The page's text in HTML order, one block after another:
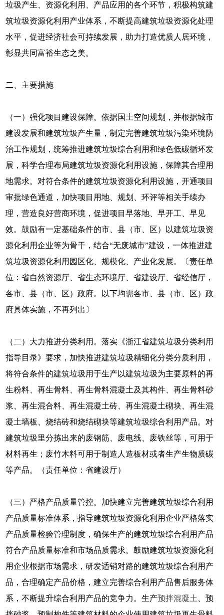
垃圾产生、资源化利用、产品应用的各个环节，积极构筑建
筑垃圾资源化利用产业体系，不断提高建筑垃圾资源化处理
水平，促进经济社会可持续发展，助力打造优质人居环境，
彰显共同富裕生态之美。
二、主要措施
（一）强化项目建设保障。依据国土空间规划，并根据城市
建设发展和建筑垃圾产生量，制定完善建筑垃圾污染环境防
治工作规划，统筹推进建筑垃圾综合利用和绿色低碳循环发
展，科学合理布局建筑垃圾资源化利用设施，保障其合理用
地需求。对符合条件的建筑垃圾资源化利用设施，开通项目
审批绿色通道，加快项目用地、规划、环评等相关手续办
理，营造良好营商环境，促进项目早落地、早开工、早见
效。鼓励有一定基础条件的市、县（市、区）以建筑垃圾资
源化利用企业等为骨干，结合“无废城市”建设，一体推进建
筑垃圾资源化利用园区化、规模化、产业化发展。〔责任单
位：省自然资源厅、省生态环境厅、省建设厅、省经信厅，
各市、县（市、区）政府。以下均需各市、县（市、区）政
府具体实施，不再列出〕
（二）大力推进分类利用。落实《浙江省建筑垃圾分类利用
指导目录》要求，加快推进建筑垃圾精细化分类分质利用，
将符合条件的建筑垃圾用于生产以建筑垃圾为主要原料的再
生粉料、再生骨料、再生骨料混凝土及其构件、再生骨料砂
浆、再生混合料、再生混凝土砖、再生混凝土砌块、再生混
凝土墙板、烧结砖和烧结砌块等建筑垃圾综合利用产品。对
建筑垃圾里分拣出来的废钢筋、废电线、废铁丝等，可用于
材料再生；废竹木料可用于制造人造板材或者生产生物质碳
等产品。（责任单位：省建设厅）
（三）严格产品质量管控。加快建立完善建筑垃圾综合利用
产品质量标准体系，指导建筑垃圾资源化利用企业严格落实
产品质量检验管理制度，确保生产的建筑垃圾综合利用产品
符合产品质量标准和市场品质需求。鼓励建筑垃圾资源化利
用企业根据市场需求，研发适销对路的建筑垃圾综合利用产
品，合理确定产品价格，建立完善综合利用产品售后服务体
系，不断提升综合利用产品的竞争力。生产预拌混凝土、预